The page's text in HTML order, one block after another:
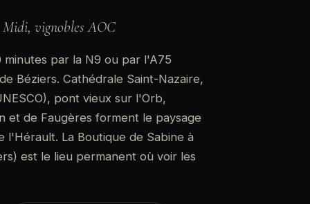
vignobles AOC
minutes par la N9 ou par l'A75
Béziers. Cathédrale Saint-Nazaire,
pont vieux sur l'Orb,
et de Faugères forment le paysage
La Boutique de Sabine à
est le lieu permanent où voir les